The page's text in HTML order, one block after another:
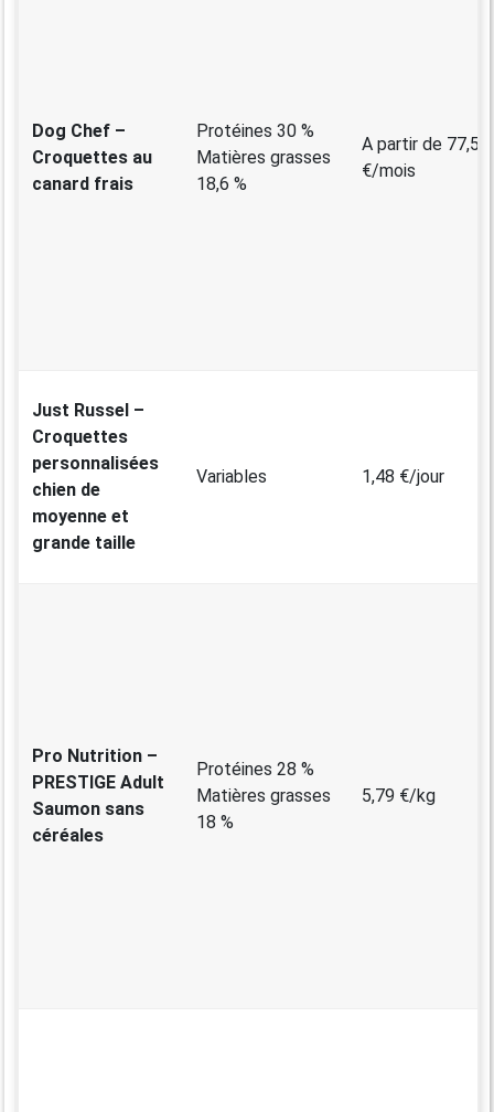
Dog Chef –
Croquettes au
canard frais
Protéines 30 %
Matières grasses
18,6 %
A partir de 77,50
€/mois
Just Russel –
Croquettes
personnalisées
chien de
moyenne et
grande taille
Variables 1,48 €/jour
Pro Nutrition –
PRESTIGE Adult
Saumon sans
céréales
Protéines 28 %
Matières grasses
18 %
5,79 €/kg